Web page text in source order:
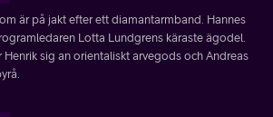
är på jakt efter ett diamantarmband. Hannes
Lotta Lundgrens käraste ägodel.
sig an orientaliskt arvegods och Andreas